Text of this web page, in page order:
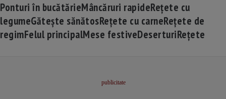
Ponturi în bucătărieMâncăruri rapideRețete cu
legumeGătește sănătosRețete cu carneRețete de
regimFelul principalMese festiveDeserturiRețete